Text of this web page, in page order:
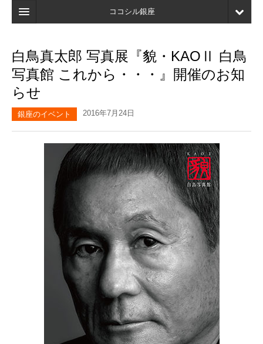
ココシル銀座
検索
店舗・施設最新情報
口コミ
マイページ
ブックマーク
白鳥真太郎 写真展『貌・KAOⅡ 白鳥
写真館 これから・・・』開催のお知
らせ
銀座のイベント 2016年7月24日